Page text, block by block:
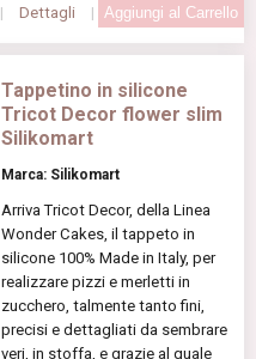
| Dettagli |
Tappetino in silicone
Tricot Decor flower slim
Silikomart
Marca: Silikomart
Arriva Tricot Decor, della Linea
Wonder Cakes, il tappeto in
silicone 100% Made in Italy, per
realizzare pizzi e merletti in
zucchero, talmente tanto fini,
precisi e dettagliati da sembrare
veri, in stoffa, e grazie al quale